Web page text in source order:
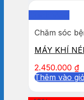
Chăm sóc
MÁY KHÍ
2.450.000 ₫
Thêm vào